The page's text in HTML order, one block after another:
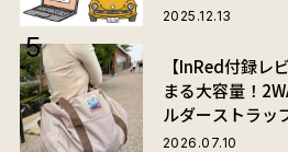
2025.12.13
【InRed付録レ
まる大容量！
ルダーストラッ
が夏旅におすす
2026.07.10